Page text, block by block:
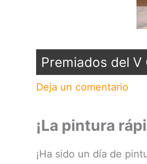
Premiados del
Deja un comentario
¡La pintura
¡Ha sido un día de